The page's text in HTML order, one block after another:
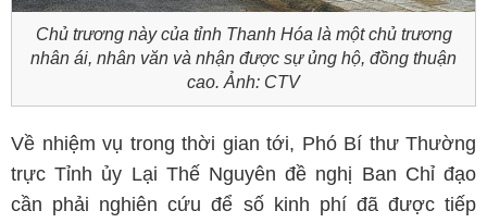
Chủ trương này của tỉnh Thanh Hóa là một chủ trương
nhân ái, nhân văn và nhận được sự ủng hộ, đồng thuận
cao. Ảnh: CTV
Về nhiệm vụ trong thời gian tới, Phó Bí thư Thường
trực Tỉnh ủy Lại Thế Nguyên đề nghị Ban Chỉ đạo
cần phải nghiên cứu để số kinh phí đã được tiếp